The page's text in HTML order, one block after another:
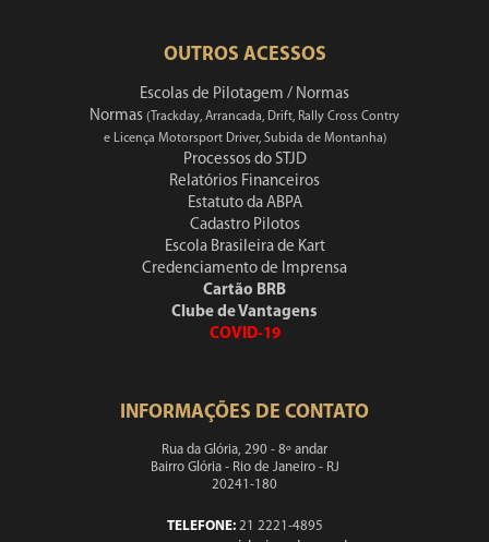
OUTROS ACESSOS
Escolas de Pilotagem / Normas
Normas (Trackday, Arrancada, Drift, Rally Cross Contry
e Licença Motorsport Driver, Subida de Montanha)
Processos do STJD
Relatórios Financeiros
Estatuto da ABPA
Cadastro Pilotos
Escola Brasileira de Kart
Credenciamento de Imprensa
Cartão BRB
Clube de Vantagens
COVID-19
INFORMAÇÕES DE CONTATO
Rua da Glória, 290 - 8º andar
Bairro Glória - Rio de Janeiro - RJ
20241-180
TELEFONE:21 2221-4895